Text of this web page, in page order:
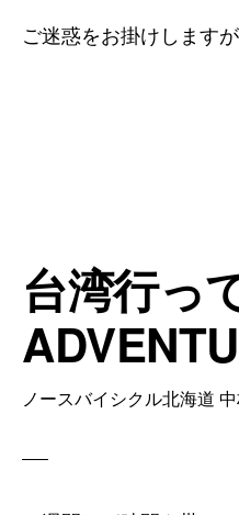
ご迷惑をお掛けします
台湾行っ
ノースバイシクル北海道